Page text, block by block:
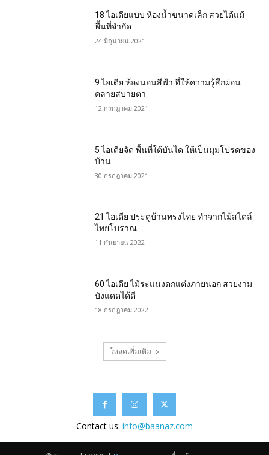
18 ไอเดียแบบ ห้องน้ำขนาดเล็ก สวยได้แม้
พื้นที่จำกัด
24 มิถุนายน 2021
9 ไอเดีย ห้องนอนสีฟ้า ที่ให้ความรู้สึกผ่อน
คลายสบายตา
12 กรกฎาคม 2021
5 ไอเดียจัด พื้นที่ใต้บันได ให้เป็นมุมโปรดของ
บ้าน
30 กรกฎาคม 2021
21 ไอเดีย ประตูบ้านทรงไทย ทำจากไม้สไตล์
ไทยโบราณ
11 กันยายน 2022
60 ไอเดีย ไม้ระแนงตกแต่งภายนอก สวยงาม
บังแดดได้ดี
18 กรกฎาคม 2022
โหลดเพิ่มเติม
Contact us: info@baanaz.com